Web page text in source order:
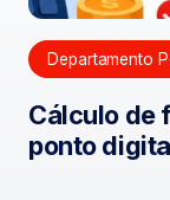
Departamento
Cálculo de
ponto